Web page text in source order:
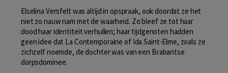
Elselina Versfelt was altijd in opspraak, ook doordat ze het
niet zo nauw nam met de waarheid. Zo bleef ze tot haar
dood haar identiteit verhullen; haar tijdgenoten hadden
geen idee dat La Contemporaine of Ida Saint-Elme, zoals ze
zichzelf noemde, de dochter was van een Brabantse
dorpsdominee.